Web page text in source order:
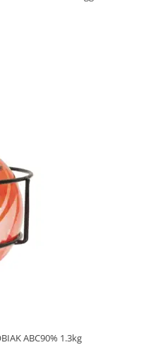
ABC90% 1.3kg